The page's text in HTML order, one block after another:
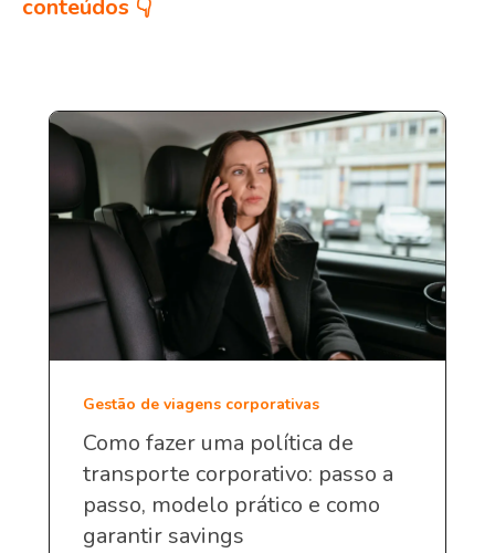
conteúdos 👇
Gestão de viagens corporativas
Como fazer uma política de
transporte corporativo: passo a
passo, modelo prático e como
garantir savings